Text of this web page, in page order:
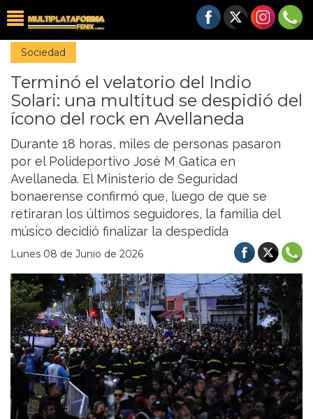
Sociedad
Terminó el velatorio del Indio
Solari: una multitud se despidió del
ícono del rock en Avellaneda
Durante 18 horas, miles de personas pasaron
por el Polideportivo José M Gatica en
Avellaneda. El Ministerio de Seguridad
bonaerense confirmó que, luego de que se
retiraran los últimos seguidores, la familia del
músico decidió finalizar la despedida
Lunes 08 de Junio de 2026